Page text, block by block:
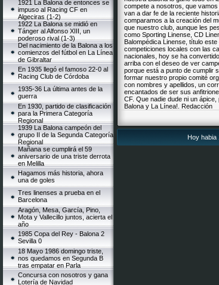
1921 La Balona de entonces se
impuso al Racing CF en
Algeciras (1-2)
1922 La Balona se midió en
Tánger al Alfonso XIII, un
poderoso rival (1-3)
Del nacimiento de la Balona a los
comienzos del fútbol en La Línea
de Gibraltar
En 1935 llegó el famoso 22-0 al
Racing Club de Córdoba
1935-36 La última antes de la
guerra
En 1930, partido de clasificación
para la Primera Categoría
Regional
1939 La Balona campeón del
grupo II de la Segunda Categoría
Regional
Mañana se cumplirá el 59
aniversario de una triste derrota
en Melilla
Hagamos más historia, ahora
una de goles
Tres linenses a prueba en el
Barcelona
Aragón, Mesa, García, Pino,
Mota y Vallecillo juntos, acierta el
año
1985 Copa del Rey - Balona 2
Sevilla 0
18 Mayo 1986 domingo triste,
nos quedamos en Segunda B
tras empatar en Parla
Concursa con nosotros y gana
Lotería de Navidad
compete a nosotros, que
van a dar fe de la reciente
comparamos a la creación del
que nuestro club, aunque les
como Sporting Linense, CD
Balompédica Linense, título
competiciones locales con las
nacionales, hoy se ha
arriba con el deseo de ver
porque está a punto de cumplir
formar nuestro propio comité
con nombres y apellidos, un
encantados de ser sus
CF. Que nadie dude ni un
Balona y La Línea!. Redacción
Hoy habia